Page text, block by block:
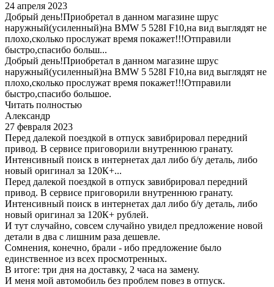
24 апреля 2023
Добрый день!Приобретал в данном магазине шрус
наружный(усиленный)на BMW 5 528I F10,на вид выглядят не
плохо,сколько прослужат время покажет!!!Отправили
быстро,спасибо больш...
Добрый день!Приобретал в данном магазине шрус
наружный(усиленный)на BMW 5 528I F10,на вид выглядят не
плохо,сколько прослужат время покажет!!!Отправили
быстро,спасибо большое.
Читать полностью
Александр
27 февраля 2023
Перед далекой поездкой в отпуск завибрировал передний
привод. В сервисе приговорили внутреннюю гранату.
Интенсивный поиск в интернетах дал либо б/у деталь, либо
новый оригинал за 120К+...
Перед далекой поездкой в отпуск завибрировал передний
привод. В сервисе приговорили внутреннюю гранату.
Интенсивный поиск в интернетах дал либо б/у деталь, либо
новый оригинал за 120К+ рублей.
И тут случайно, совсем случайно увидел предложение новой
детали в два с лишним раза дешевле.
Сомнения, конечно, брали - ибо предложение было
единственное из всех просмотренных.
В итоге: три дня на доставку, 2 часа на замену.
И меня мой автомобиль без проблем повез в отпуск.